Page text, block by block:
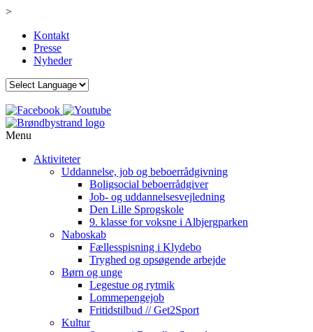
>
Kontakt
Presse
Nyheder
Menu
Aktiviteter
Uddannelse, job og beboerrådgivning
Boligsocial beboerrådgiver
Job- og uddannelsesvejledning
Den Lille Sprogskole
9. klasse for voksne i Albjergparken
Naboskab
Fællesspisning i Klydebo
Tryghed og opsøgende arbejde
Børn og unge
Legestue og rytmik
Lommepengejob
Fritidstilbud // Get2Sport
Kultur